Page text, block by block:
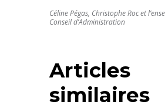
Céline Pégas, Christophe Roc et
Conseil d’Administration
Articles
similaires